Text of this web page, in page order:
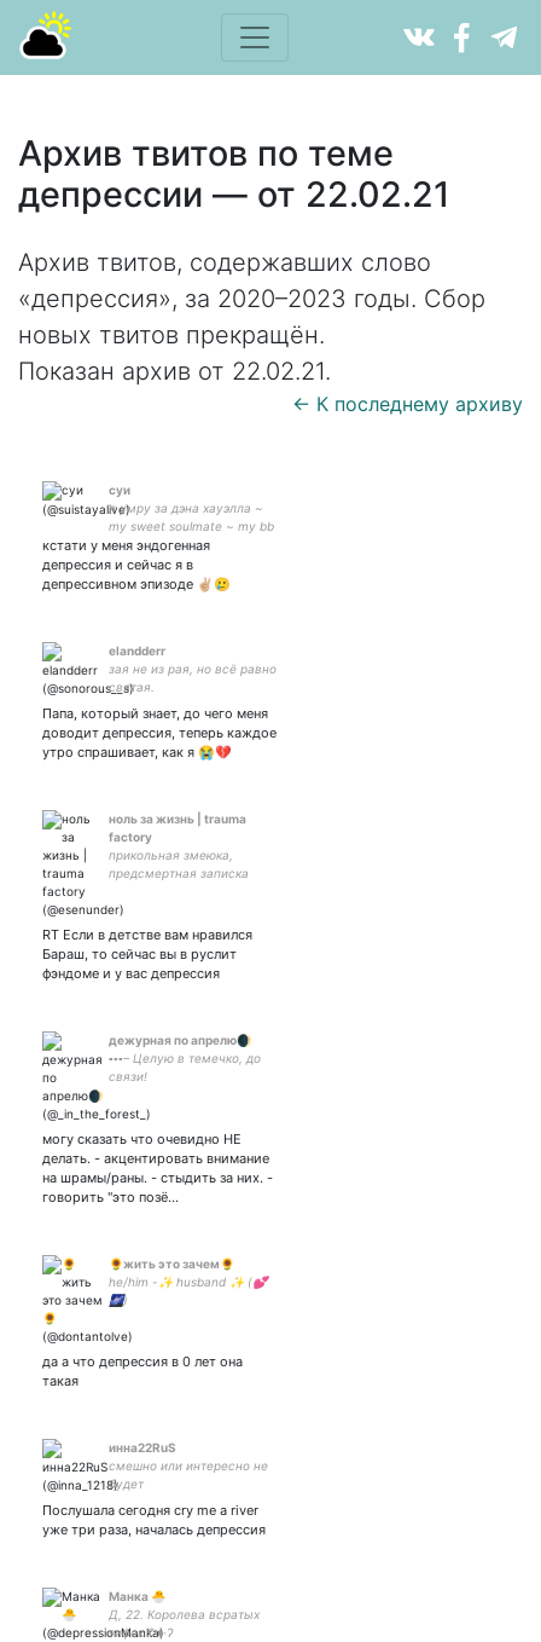
Архив твитов по теме
депрессии — от 22.02.21
Архив твитов, содержавших слово
«депрессия», за 2020–2023 годы. Сбор
новых твитов прекращён.
Показан архив от 22.02.21.
← К последнему архиву
суи
я умру за дэна хауэлла ~
my sweet soulmate ~ my bb
~ закрытка
кстати у меня эндогенная
депрессия и сейчас я в
депрессивном эпизоде ✌🏼🥲
elandderr
зая не из рая, но всё равно
святая.
Папа, который знает, до чего меня
доводит депрессия, теперь каждое
утро спрашивает, как я 😭💔
ноль за жизнь | trauma
factory
прикольная змеюка,
предсмертная записка
сделала ничего о чём
RT Если в детстве вам нравился
Бараш, то сейчас вы в руслит
фэндоме и у вас депрессия
дежурная по апрелю🌒
▫️▫️▫️– Целую в темечко, до
связи!
могу сказать что очевидно НЕ
делать. - акцентировать внимание
на шрамы/раны. - стыдить за них. -
говорить "это позё…
🌻жить это зачем🌻
he/him -✨ husband ✨ (💕
🌌)
да а что депрессия в 0 лет она
такая
инна22RuS
смешно или интересно не
будет
Послушала сегодня cry me a river
уже три раза, началась депрессия
Манка 🐣
Д, 22. Королева всратых
гифок ʕ·ᴥ·ʔ